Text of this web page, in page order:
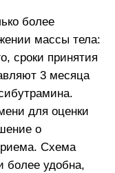
более
массы тела:
сроки принятия
3 месяца
для оценки
о
Схема
более удобна,